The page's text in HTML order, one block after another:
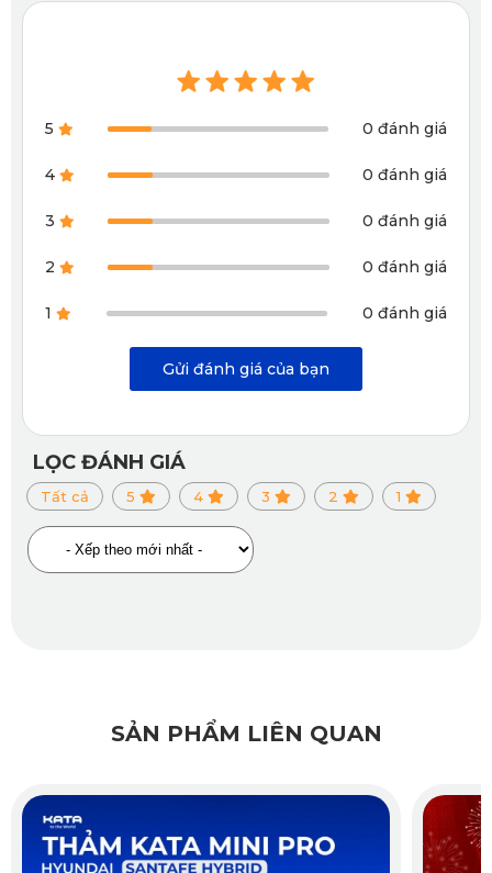
Thảm lót sàn Hyundai IONIQ 5 lắp ở ghế lái màu đen
Việc ứng dụng công nghệ khóa bụi và nước thông minh
Độ dày của thảm đã được nâng lên khoảng 15%. Mặc dù
Độ bám chống trơn trượt của thảm KATA cũng được nâng
Giá bán củathảm lót sàn Hyundai IONIQ
5 0 đánh giá
4 0 đánh giá
3 0 đánh giá
2 0 đánh giá
1 0 đánh giá
Gửi đánh giá của bạn
LỌC ĐÁNH GIÁ
Tất cả 5 4 3 2 1
SẢN PHẨM LIÊN QUAN